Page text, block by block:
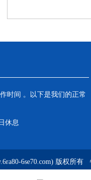
时间 。以下是我们的正常
休息
6se70.com) 版权所有